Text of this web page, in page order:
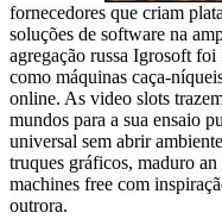
fornecedores que criam
soluções de software na
agregação russa Igrosoft
como máquinas caça-
online. As video slots
mundos para a sua ensaio
universal sem abrir
truques gráficos, maduro
machines free com
outrora.